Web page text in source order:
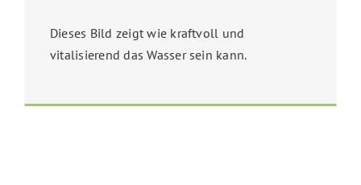
Dieses Bild zeigt wie kraftvoll und
vitalisierend das Wasser sein kann.